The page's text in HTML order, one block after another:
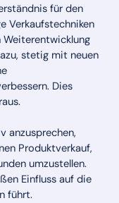
für den
Verkaufstechniken
Weiterentwicklung
stetig mit neuen
Dies
anzusprechen,
Produktverkauf,
umzustellen.
Einfluss auf die
führt.